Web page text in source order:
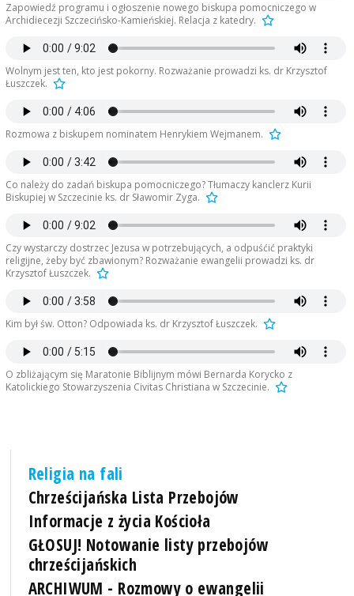
Zapowiedź programu i ogłoszenie nowego biskupa pomocniczego w
Archidiecezji Szczecińsko-Kamieńskiej. Relacja z katedry.
Wolnym jest ten, kto jest pokorny. Rozważanie prowadzi ks. dr Krzysztof
Łuszczek.
Rozmowa z biskupem nominatem Henrykiem Wejmanem.
Co należy do zadań biskupa pomocniczego? Tłumaczy kanclerz Kurii
Biskupiej w Szczecinie ks. dr Sławomir Zyga.
Czy wystarczy dostrzec Jezusa w potrzebujących, a odpuśćić praktyki
religijne, żeby być zbawionym? Rozważanie ewangelii prowadzi ks. dr
Krzysztof Łuszczek.
Kim był św. Otton? Odpowiada ks. dr Krzysztof Łuszczek.
O zbliżającym się Maratonie Biblijnym mówi Bernarda Korycko z
Katolickiego Stowarzyszenia Civitas Christiana w Szczecinie.
Religia na fali
Chrześcijańska Lista Przebojów
Informacje z życia Kościoła
GŁOSUJ! Notowanie listy przebojów
chrześcijańskich
ARCHIWUM - Rozmowy o ewangelii